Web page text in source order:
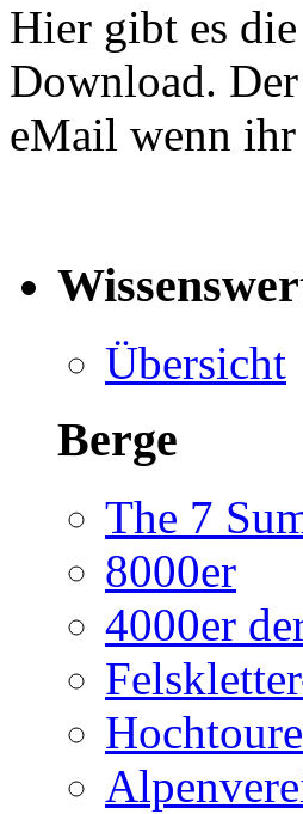
Hier gibt es die
Download.
eMail wenn ihr
Übersicht
Berge
The 7
8000er
4000er